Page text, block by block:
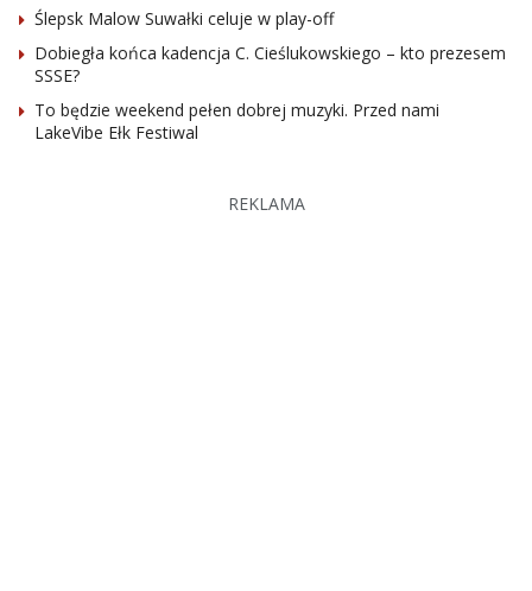
Ślepsk Malow Suwałki celuje w play-off
Dobiegła końca kadencja C. Cieślukowskiego – kto prezesem
SSSE?
To będzie weekend pełen dobrej muzyki. Przed nami
LakeVibe Ełk Festiwal
REKLAMA